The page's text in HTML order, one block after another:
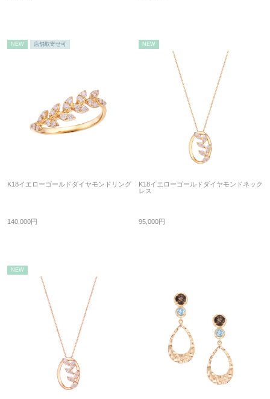
NEW 店舗取寄せ可
K18イエローゴールドダイヤモンドリング
140,000円
NEW
K18イエローゴールドダイヤモンドネック
レス
95,000円
NEW